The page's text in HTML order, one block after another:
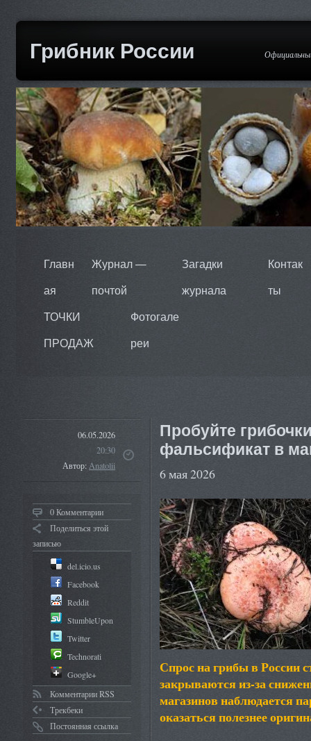
Грибник России
Главн
ая
Журнал —
почтой
Загадки
журнала
Контак
ты
ТОЧКИ
ПРОДАЖ
Фотогале
реи
06.05.2026
20:30
Автор:Anatolii
0 Комментарии
Поделиться этой
записью
del.icio.us
Facebook
Reddit
StumbleUpon
Twitter
Technorati
Google+
Комментарии RSS
Трекбеки
Постоянная ссылка
Пробуйте
фальсификат в
6 мая 2026
Спрос на грибы в России
закрываются из-за
магазинов наблюдается
оказаться полезнее